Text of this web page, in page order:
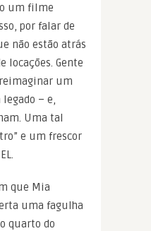
um filme
por falar de
não estão atrás
locações. Gente
um
– e,
Uma tal
e um frescor
que Mia
uma fagulha
quarto do